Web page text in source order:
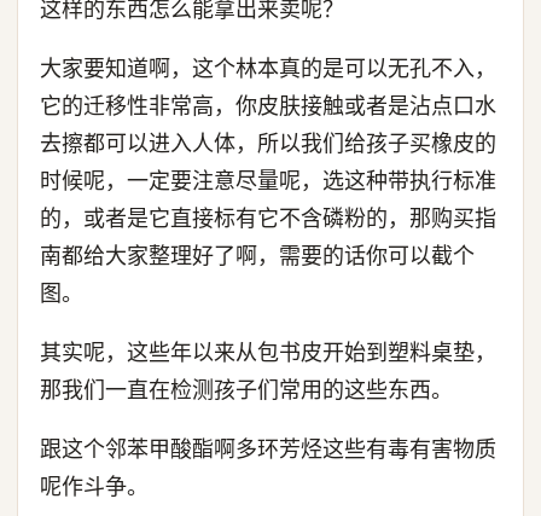
这样的东西怎么能拿出来卖呢？
大家要知道啊，这个林本真的是可以无孔不入，
它的迁移性非常高，你皮肤接触或者是沾点口水
去擦都可以进入人体，所以我们给孩子买橡皮的
时候呢，一定要注意尽量呢，选这种带执行标准
的，或者是它直接标有它不含磷粉的，那购买指
南都给大家整理好了啊，需要的话你可以截个
图。
其实呢，这些年以来从包书皮开始到塑料桌垫，
那我们一直在检测孩子们常用的这些东西。
跟这个邻苯甲酸酯啊多环芳烃这些有毒有害物质
呢作斗争。